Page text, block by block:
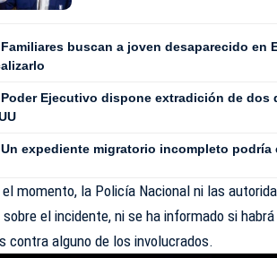
Familiares buscan a joven desaparecido en
Poder Ejecutivo dispone extradición de
Un expediente migratorio incompleto podría
momento, la Policía Nacional ni las
el incidente, ni se ha informado si
contra alguno de los involucrados.